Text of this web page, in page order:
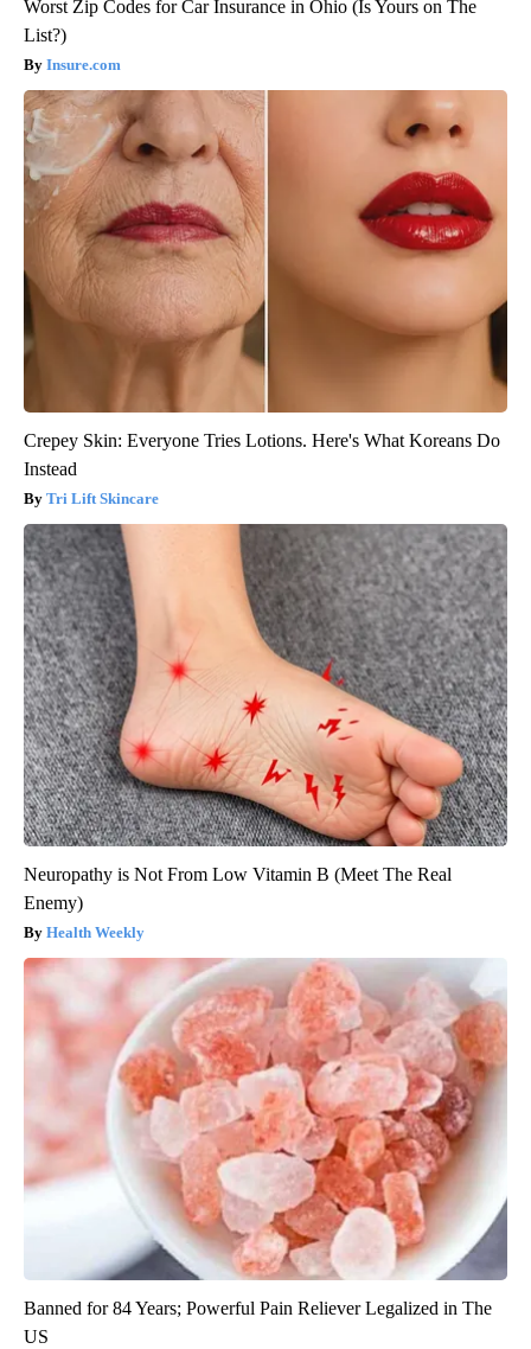
Worst Zip Codes for Car Insurance in Ohio (Is Yours on The
List?)
Insure.com
Crepey Skin: Everyone Tries Lotions. Here's What Koreans Do
Instead
Tri Lift Skincare
Neuropathy is Not From Low Vitamin B (Meet The Real
Enemy)
Health Weekly
Banned for 84 Years; Powerful Pain Reliever Legalized in The
US